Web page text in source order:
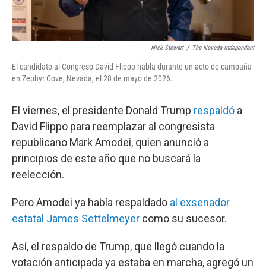
Nick Stewart / The Nevada Independent
El candidato al Congreso David Flippo habla durante un acto de campaña
en Zephyr Cove, Nevada, el 28 de mayo de 2026.
El viernes, el presidente Donald Trump respaldó a
David Flippo para reemplazar al congresista
republicano Mark Amodei, quien anunció a
principios de este año que no buscará la
reelección.
Pero Amodei ya había respaldado al exsenador
estatal James Settelmeyer como su sucesor.
Así, el respaldo de Trump, que llegó cuando la
votación anticipada ya estaba en marcha, agregó un